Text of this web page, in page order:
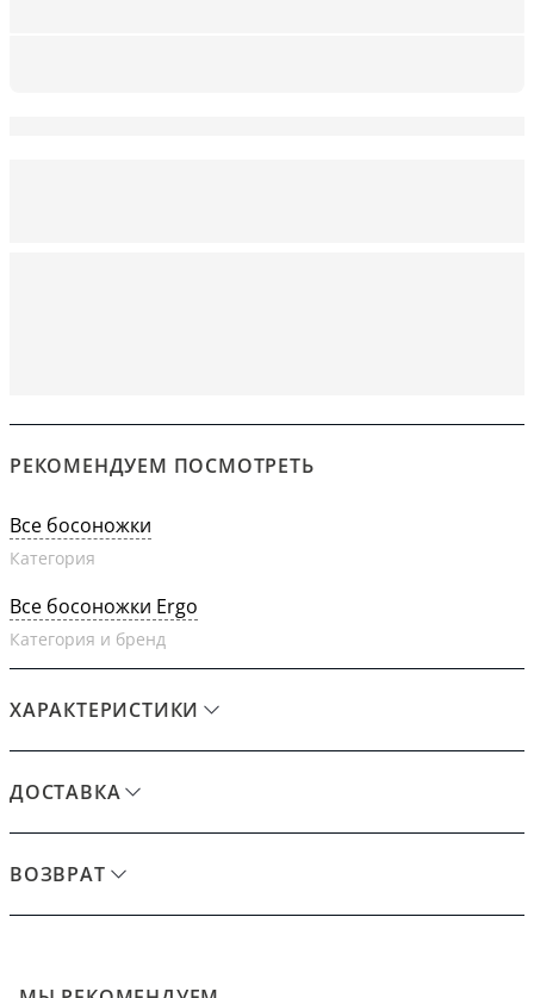
РЕКОМЕНДУЕМ ПОСМОТРЕТЬ
Все босоножки
Категория
Все босоножки Ergo
Категория и бренд
ХАРАКТЕРИСТИКИ
ДОСТАВКА
ВОЗВРАТ